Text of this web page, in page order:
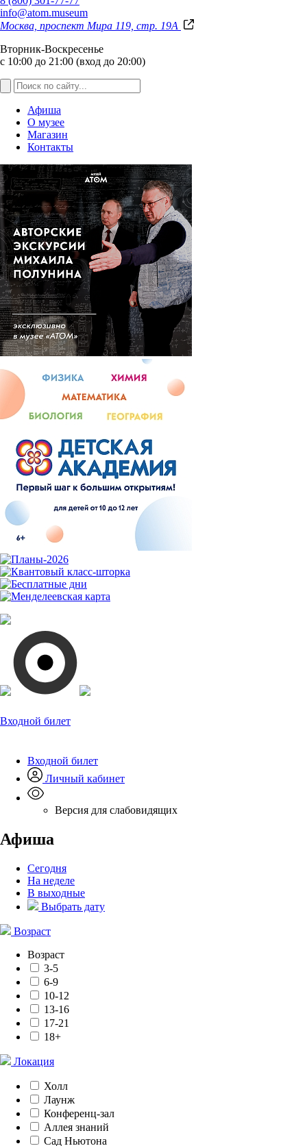
info@atom.museum
Москва, проспект Мира 119, стр. 19А
Вторник-Воскресенье
с 10:00 до 21:00 (вход до 20:00)
Афиша
О музее
Магазин
Контакты
Входной билет
Входной билет
Личный кабинет
Версия для слабовидящих
Афиша
Сегодня
На неделе
В выходные
Выбрать дату
Возраст
Возраст
3-5
6-9
10-12
13-16
17-21
18+
Локация
Холл
Лаунж
Конференц-зал
Аллея знаний
Сад Ньютона